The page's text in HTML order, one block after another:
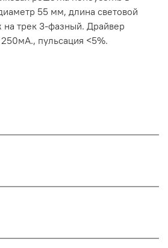
55 мм, длина световой
на трек 3-фазный. Драйвер
пульсация <5%.